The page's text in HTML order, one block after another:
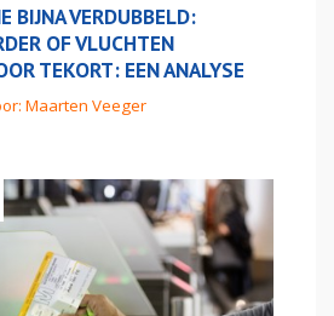
BIJNA VERDUBBELD:
OF VLUCHTEN
TEKORT: EEN ANALYSE
Maarten Veeger